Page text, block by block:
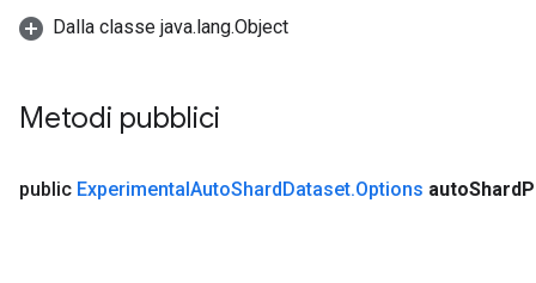
Dalla classe java.lang.Object
Metodi pubblici
public ExperimentalAutoShardDataset.Options autoShard